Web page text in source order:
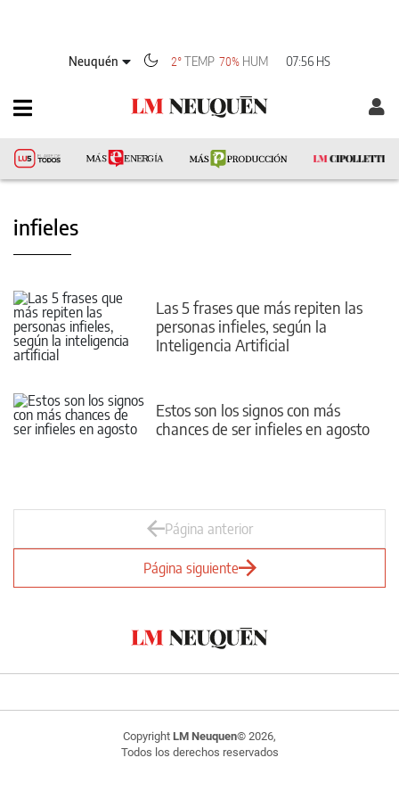
Neuquén 2°TEMP 70% HUM 07:56 HS
infieles
Las 5 frases que más repiten las
personas infieles, según la
Inteligencia Artificial
Estos son los signos con más
chances de ser infieles en agosto
Página anterior
Página siguiente
Copyright LM Neuquen© 2026,
Todos los derechos reservados